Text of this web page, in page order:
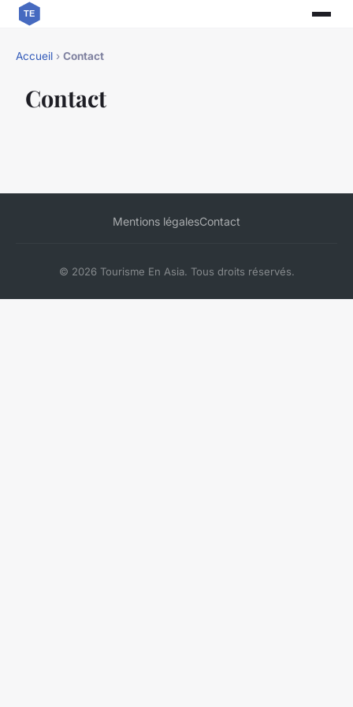
Accueil › Contact
Contact
Mentions légalesContact
© 2026 Tourisme En Asia. Tous droits réservés.